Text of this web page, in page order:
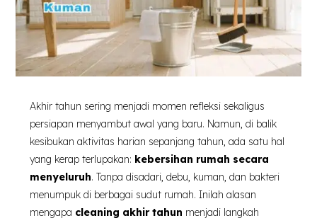
Akhir tahun sering menjadi momen refleksi sekaligus
persiapan menyambut awal yang baru. Namun, di balik
kesibukan aktivitas harian sepanjang tahun, ada satu hal
yang kerap terlupakan: kebersihan rumah secara
menyeluruh. Tanpa disadari, debu, kuman, dan bakteri
menumpuk di berbagai sudut rumah. Inilah alasan
mengapa cleaning akhir tahun menjadi langkah